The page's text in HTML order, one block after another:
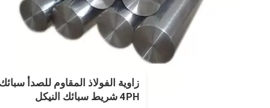
4PH شريط سبائك النيكل